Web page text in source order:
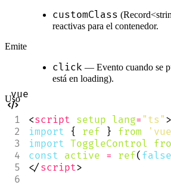
customClass
reactivas para el contenedor.
Emite
click — Evento cuando se
está en loading).
Uso
<script setup lang= "ts" >
import
{ ref } from
import ToggleControl
const active = ref( false
</ script>